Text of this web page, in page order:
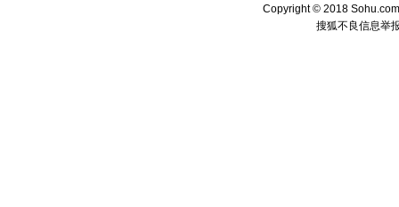
Copyright © 2018
搜狐不良信息举